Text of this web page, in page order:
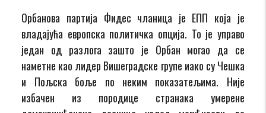
Орбанова партија Фидес чланица је ЕПП која је
владајућа европска политичка опција. То је управо
један од разлога зашто је Орбан могао да се
наметне као лидер Вишеградске групе иако су Чешка
и Пољска боље по неким показатељима. Није
избачен из породице странака умерене